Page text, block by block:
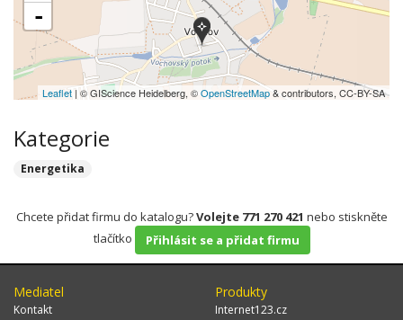
-
Leaflet | © GIScience Heidelberg, ©OpenStreetMap& contributors, CC-BY-SA
Kategorie
Energetika
Chcete přidat firmu do katalogu?Volejte 771 270 421 nebo stiskněte
tlačítko
Přihlásit se a přidat firmu
Mediatel
Kontakt
Produkty
Internet123.cz